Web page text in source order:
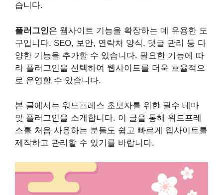
습니다.
플러그인은 웹사이트 기능을 확장하는 데 유용한 도
구입니다. SEO, 보안, 연락처 양식, 댓글 관리 등 다
양한 기능을 추가할 수 있습니다. 필요한 기능에 따
라 플러그인을 선택하여 웹사이트를 더욱 효율적으
로 운영할 수 있습니다.
본 글에서는 워드프레스 초보자를 위한 필수 테마
및 플러그인을 소개합니다. 이 글을 통해 워드프레
스를 처음 사용하는 분들도 쉽고 빠르게 웹사이트를
제작하고 관리할 수 있기를 바랍니다.